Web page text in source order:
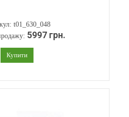
t01_630_048
5997 грн.
Купити